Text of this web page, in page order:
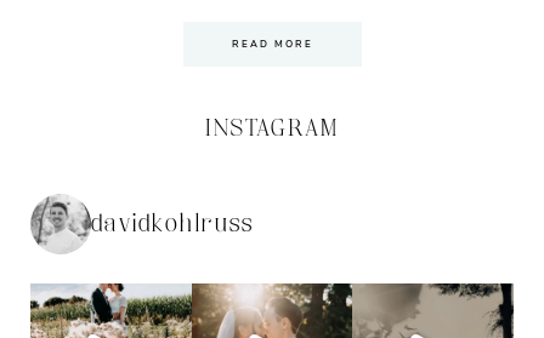
READ MORE
INSTAGRAM
davidkohlruss